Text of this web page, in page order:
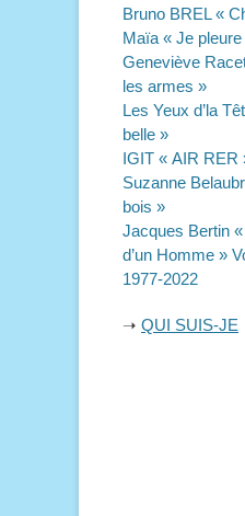
Bruno BREL «
Maïa « Je
Geneviève
les armes »
Les Yeux d’la
belle »
IGIT « AIR RER
Suzanne
bois »
Jacques Bertin
d’un Homme »
1977-2022
➝ QUI SUIS-JE